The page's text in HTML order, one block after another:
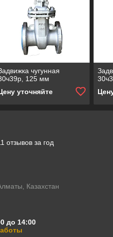
чугунная
125 мм
уточняйте
отзывов за год
Казахстан
до 14:00